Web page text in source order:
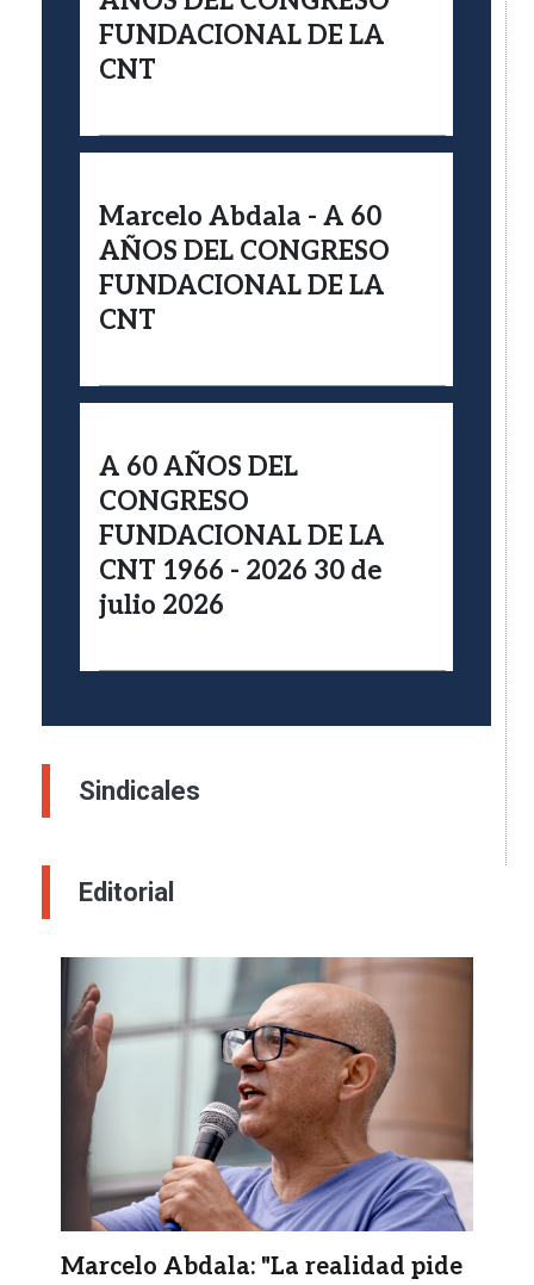
FUNDACIONAL DE LA
CNT
Marcelo Abdala - A 60
AÑOS DEL CONGRESO
FUNDACIONAL DE LA
CNT
A 60 AÑOS DEL
CONGRESO
FUNDACIONAL DE LA
CNT 1966 - 2026 30 de
julio 2026
Sindicales
Editorial
Marcelo Abdala: "La realidad pide